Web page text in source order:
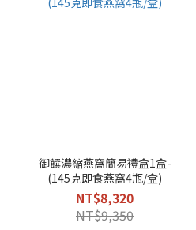
御饌濃縮燕窩簡易禮盒1盒-
(145克即食燕窩4瓶/盒)
NT$8,320
NT$9,350